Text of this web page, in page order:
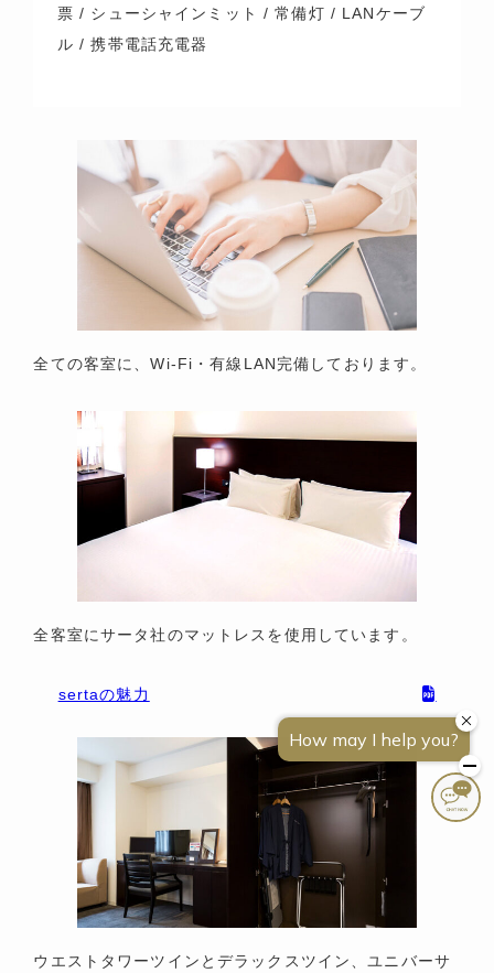
票 / シューシャインミット / 常備灯 / LANケーブ
ル / 携帯電話充電器
全ての客室に、Wi-Fi・有線LAN完備しております。
全客室にサータ社のマットレスを使用しています。
sertaの魅力
ウエストタワーツインとデラックスツイン、ユニバーサ
アクセス TEL 宿泊予約